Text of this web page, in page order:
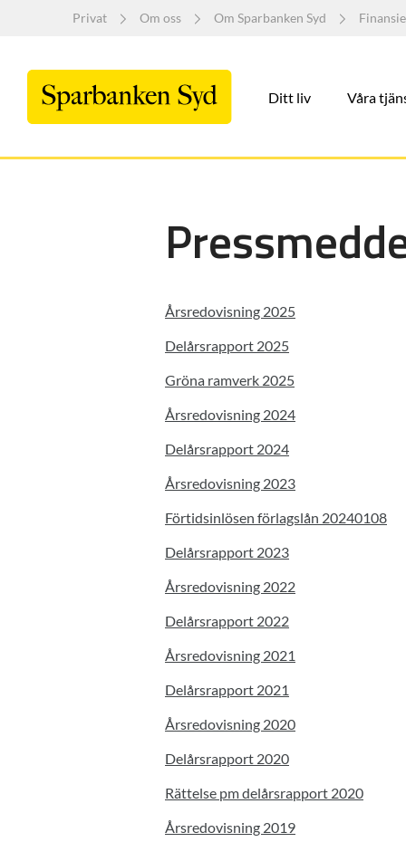
Privat Om oss Om Sparbanken Syd
Ditt liv Våra
Årsredovisning 2025
Delårsrapport 2025
Gröna ramverk 2025
Årsredovisning 2024
Delårsrapport 2024
Årsredovisning 2023
Förtidsinlösen förlagslån 20240108
Delårsrapport 2023
Årsredovisning 2022
Delårsrapport 2022
Årsredovisning 2021
Delårsrapport 2021
Årsredovisning 2020
Delårsrapport 2020
Rättelse pm delårsrapport 2020
Årsredovisning 2019